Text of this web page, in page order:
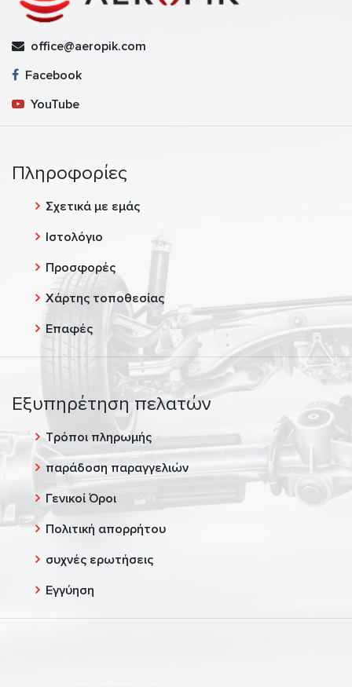
office@aeropik.com
Facebook
YouTube
Πληροφορίες
Σχετικά με εμάς
Ιστολόγιο
Προσφορές
Χάρτης τοποθεσίας
Επαφές
Εξυπηρέτηση πελατών
Τρόποι πληρωμής
παράδοση παραγγελιών
Γενικοί Όροι
Πολιτική απορρήτου
συχνές ερωτήσεις
Εγγύηση